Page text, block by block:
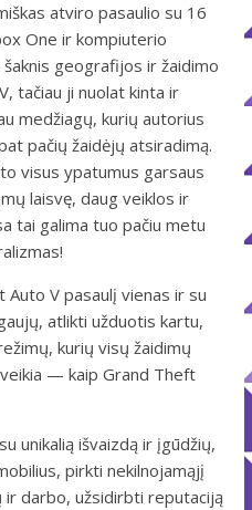
atviro pasaulio su 16
One ir kompiuterio
geografijos ir žaidimo
tačiau ji nuolat kinta ir
medžiagų, kurių autorius
pačių žaidėjų atsiradimą.
visus ypatumus garsaus
laisvę, daug veiklos ir
tai galima tuo pačiu metu
V pasaulį vienas ir su
atlikti užduotis kartu,
kurių visų žaidimų
— kaip Grand Theft
unikalią išvaizdą ir įgūdžių,
pirkti nekilnojamąjį
darbo, užsidirbti reputaciją